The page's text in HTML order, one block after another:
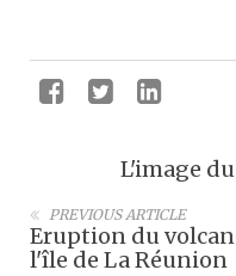
L'image
PREVIOUS ARTICLE
Eruption du
l'île de La Réunion